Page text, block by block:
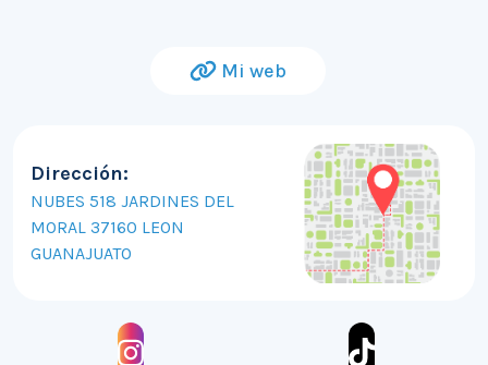
Mi web
Dirección:
NUBES 518 JARDINES DEL
MORAL 37160 LEON
GUANAJUATO